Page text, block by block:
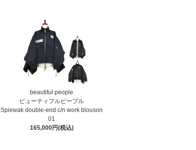
beautiful people
ビューティフルピープル
Spiewak double-end c/n work blouson
01
165,000円(税込)